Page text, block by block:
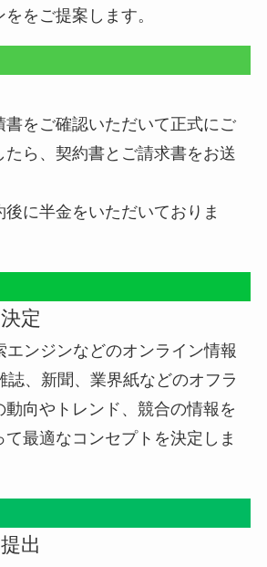
をご提案します。
書をご確認いただいて正式にご
ら、契約書とご請求書をお送
に半金をいただいておりま
定
エンジンなどのオンライン情報
誌、新聞、業界紙などのオフラ
動向やトレンド、競合の情報を
最適なコンセプトを決定しま
出